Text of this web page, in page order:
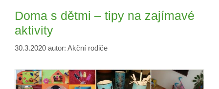
Doma s dětmi – tipy na zajímavé
aktivity
30.3.2020 autor: Akční rodiče